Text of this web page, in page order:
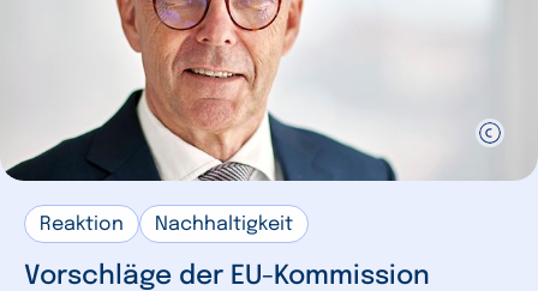
Reaktion Nachhaltigkeit
Vorschläge der EU-Kommission